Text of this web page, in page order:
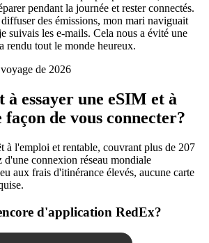
pendant la journée et rester connectés.
des émissions, mon mari naviguait
suivais les e-mails. Cela nous a évité une
rendu tout le monde heureux.
de 2026
à essayer une eSIM et à
de vous connecter?
à l'emploi et rentable, couvrant plus de 207
d'une connexion réseau mondiale
aux frais d'itinérance élevés, aucune carte
d'application RedEx?